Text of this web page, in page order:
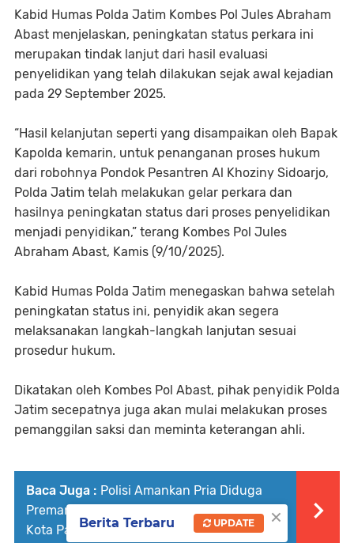
Kabid Humas Polda Jatim Kombes Pol Jules Abraham
Abast menjelaskan, peningkatan status perkara ini
merupakan tindak lanjut dari hasil evaluasi
penyelidikan yang telah dilakukan sejak awal kejadian
pada 29 September 2025.
“Hasil kelanjutan seperti yang disampaikan oleh Bapak
Kapolda kemarin, untuk penanganan proses hukum
dari robohnya Pondok Pesantren Al Khoziny Sidoarjo,
Polda Jatim telah melakukan gelar perkara dan
hasilnya peningkatan status dari proses penyelidikan
menjadi penyidikan,” terang Kombes Pol Jules
Abraham Abast, Kamis (9/10/2025).
Kabid Humas Polda Jatim menegaskan bahwa setelah
peningkatan status ini, penyidik akan segera
melaksanakan langkah-langkah lanjutan sesuai
prosedur hukum.
Dikatakan oleh Kombes Pol Abast, pihak penyidik Polda
Jatim secepatnya juga akan mulai melakukan proses
pemanggilan saksi dan meminta keterangan ahli.
Baca Juga : Polisi Amankan Pria Diduga
Preman Bawa Sajam Jenis Belati Cundrik di
Kota Pasuruan
×
Berita Terbaru UPDATE